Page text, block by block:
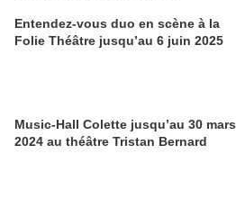
Entendez-vous duo en scène à la
Folie Théâtre jusqu’au 6 juin 2025
Music-Hall Colette jusqu’au 30 mars
2024 au théâtre Tristan Bernard